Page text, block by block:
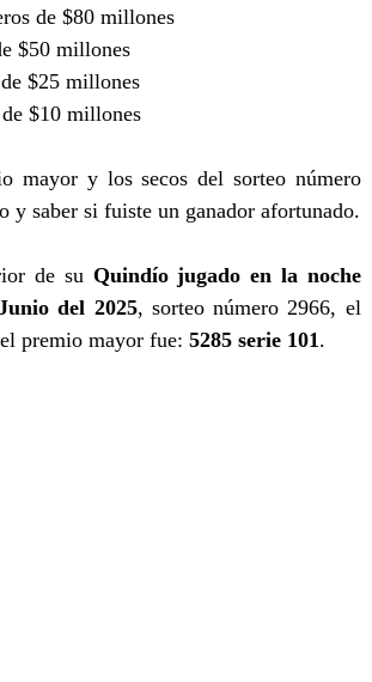
de $80 millones
$50 millones
$25 millones
$10 millones
mayor y los secos del sorteo número
y saber si fuiste un ganador afortunado.
de su Quindío jugado en la noche
del 2025, sorteo número 2966, el
premio mayor fue: 5285 serie 101 .